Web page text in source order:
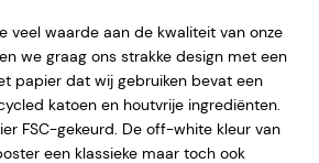
veel waarde aan de kwaliteit van onze
we graag ons strakke design met een
papier dat wij gebruiken bevat een
katoen en houtvrije ingrediënten.
FSC-gekeurd. De off-white kleur van
een klassieke maar toch ook